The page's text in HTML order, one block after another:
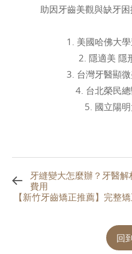
助因牙齒美觀與缺牙困
1. 美國哈佛大
2. 隱適美 隱
3. 台灣牙醫顯
4. 台北榮民
5. 國立陽
牙縫變大怎麼辦？牙醫
費用
【新竹牙齒矯正推薦】完整
回